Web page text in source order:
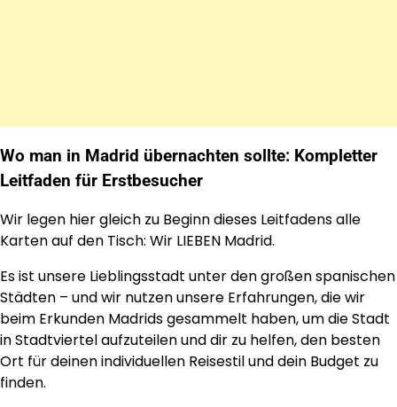
Wo man in Madrid übernachten sollte: Kompletter
Leitfaden für Erstbesucher
Wir legen hier gleich zu Beginn dieses Leitfadens alle
Karten auf den Tisch: Wir LIEBEN Madrid.
Es ist unsere Lieblingsstadt unter den großen spanischen
Städten – und wir nutzen unsere Erfahrungen, die wir
beim Erkunden Madrids gesammelt haben, um die Stadt
in Stadtviertel aufzuteilen und dir zu helfen, den besten
Ort für deinen individuellen Reisestil und dein Budget zu
finden.